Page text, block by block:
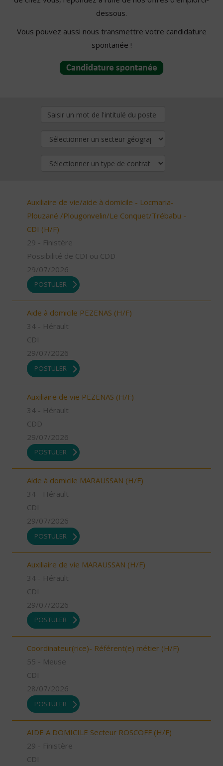
dessous.
Vous pouvez aussi nous transmettre votre candidature
spontanée !
Auxiliaire de vie/aide à domicile - Locmaria-
Plouzané /Plougonvelin/Le Conquet/Trébabu -
CDI (H/F)
29 - Finistère
Possibilité de CDI ou CDD
29/07/2026
POSTULER
Aide à domicile PEZENAS (H/F)
34 - Hérault
CDI
29/07/2026
POSTULER
Auxiliaire de vie PEZENAS (H/F)
34 - Hérault
CDD
29/07/2026
POSTULER
Aide à domicile MARAUSSAN (H/F)
34 - Hérault
CDI
29/07/2026
POSTULER
Auxiliaire de vie MARAUSSAN (H/F)
34 - Hérault
CDI
29/07/2026
POSTULER
Coordinateur(rice)- Référent(e) métier (H/F)
55 - Meuse
CDI
28/07/2026
POSTULER
AIDE A DOMICILE Secteur ROSCOFF (H/F)
29 - Finistère
CDI